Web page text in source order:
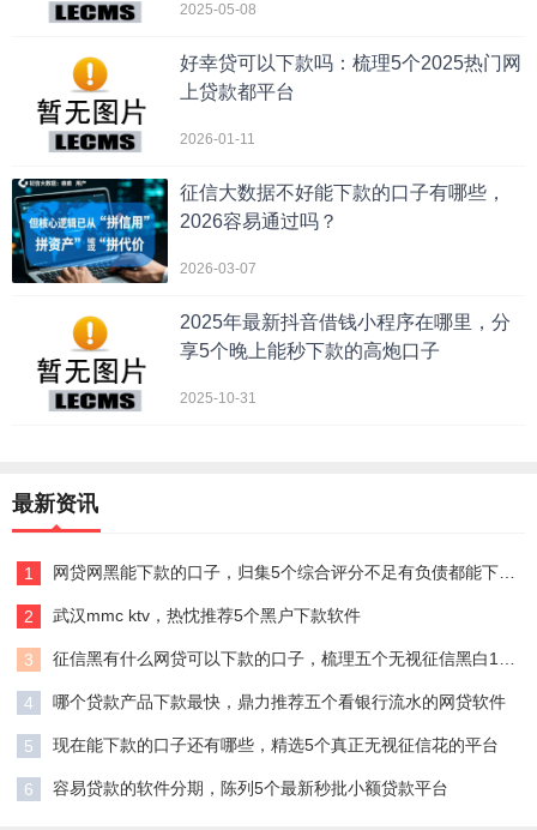
2025-05-08
好幸贷可以下款吗：梳理5个2025热门网
上贷款都平台
2026-01-11
征信大数据不好能下款的口子有哪些，
2026容易通过吗？
2026-03-07
2025年最新抖音借钱小程序在哪里，分
享5个晚上能秒下款的高炮口子
2025-10-31
最新资讯
1
2 武汉mmc ktv，热忱推荐5个黑户下款软件
3
4 哪个贷款产品下款最快，鼎力推荐五个看银行流水的网贷软件
5 现在能下款的口子还有哪些，精选5个真正无视征信花的平台
6 容易贷款的软件分期，陈列5个最新秒批小额贷款平台